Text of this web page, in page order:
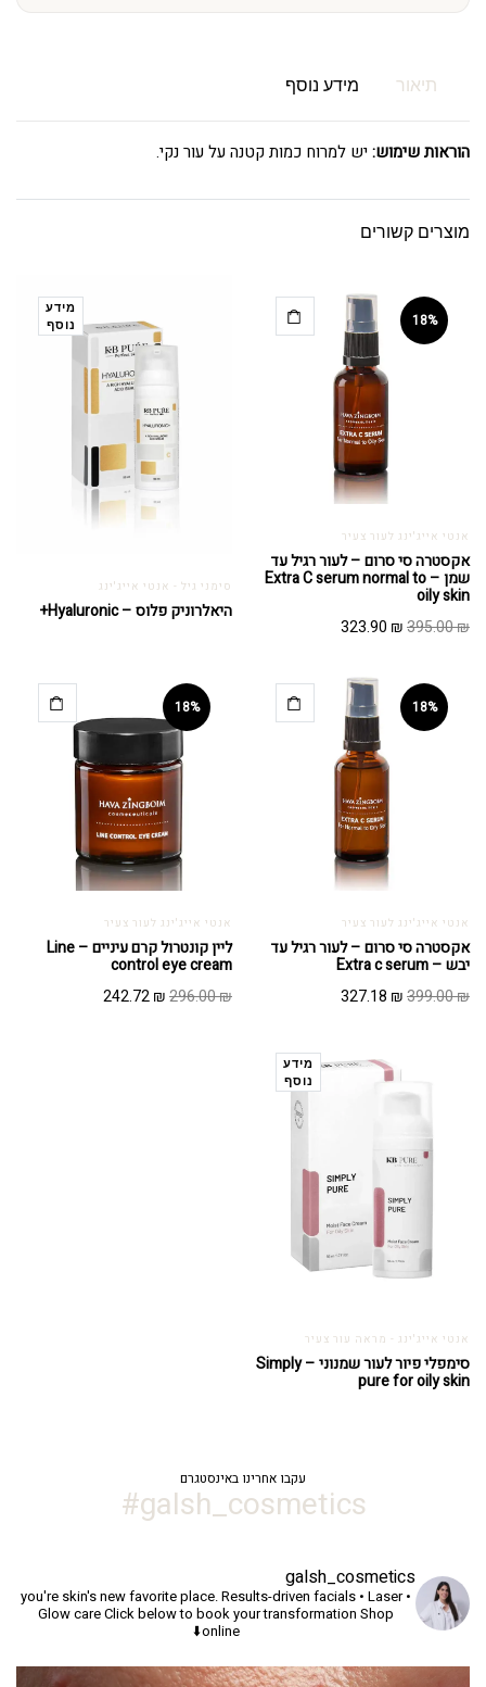
תיאור מידע נוסף
הוראות שימוש:יש למרוח כמות קטנה על עור נקי.
מוצרים קשורים
18%
אנטי אייג'ינג לעור צעיר
אקסטרה סי סרום – לעור רגיל עד
שמן – Extra C serum normal to
oily skin
395.00₪
המחיר
395.00 ₪.
323.90 ₪
המחיר
323.90 ₪.
מידע
נוסף
סימני גיל - אנטי אייג'ינג
היאלרוניק פלוס – Hyaluronic+
18%
אנטי אייג'ינג לעור צעיר
אקסטרה סי סרום – לעור רגיל עד
יבש – Extra c serum
399.00₪
המחיר
399.00 ₪.
327.18 ₪
המחיר
327.18 ₪.
18%
אנטי אייג'ינג לעור צעיר
ליין קונטרול קרם עיניים – Line
control eye cream
296.00₪
המחיר242.72₪
המחיר
מידע
נוסף
אנטי אייג'ינג - מראה עור צעיר
סימפלי פיור לעור שמנוני – Simply
pure for oily skin
עקבו אחרינו באינסטגרם
galsh_cosmetics#
galsh_cosmetics
you're skin's new favorite place.Results-driven facials • Laser •
Glow careClick below to book your transformation Shop
online⬇️